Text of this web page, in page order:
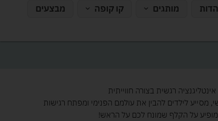
מותגים קו קופה
מבצעים
רגשית בצורה חווייתית
לילדים להבין את עולמם הפנימי ומפתח רגישות
על הקלף שמונח לכם על הראש!